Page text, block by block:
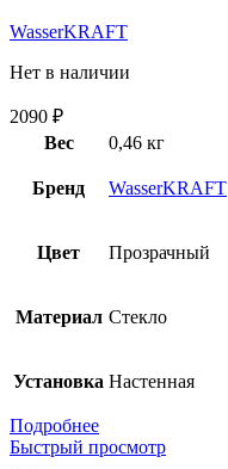
WasserKRAFT
Нет в наличии
2090 ₽
Вес
0,46 кг
Бренд WasserKRAFT
Цвет Прозрачный
Материал Стекло
Установка Настенная
Подробнее
Быстрый просмотр